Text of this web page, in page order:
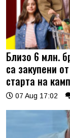
Близо 6 млн.
са закупени
старта на
07 Aug 17:02